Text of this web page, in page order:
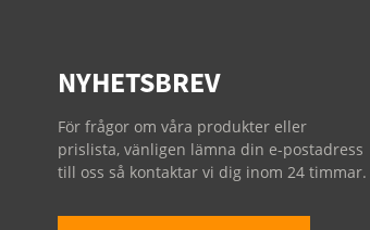
NYHETSBREV
För frågor om våra produkter eller
prislista, vänligen lämna din e-postadress
till oss så kontaktar vi dig inom 24 timmar.